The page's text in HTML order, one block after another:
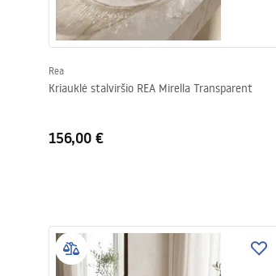
Rea
Kriauklė stalviršio REA Mirella Transparent
156,00 €